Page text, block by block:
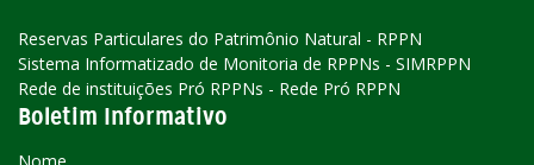
Reservas Particulares do Patrimônio Natural - RPPN
Sistema Informatizado de Monitoria de RPPNs - SIMRPPN
Rede de instituições Pró RPPNs - Rede Pró RPPN
Boletim Informativo